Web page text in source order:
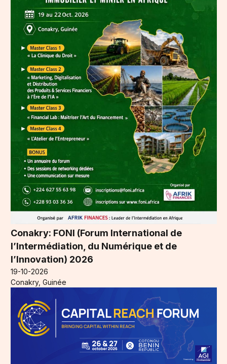
Conakry: FONI (Forum International de
l’Intermédiation, du Numérique et de
l’Innovation) 2026
19-10-2026
Conakry, Guinée